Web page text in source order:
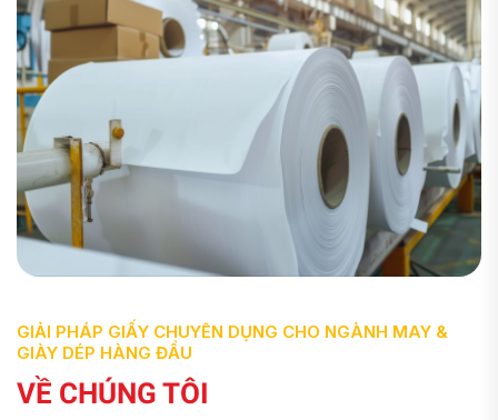
GIẢI PHÁP GIẤY CHUYÊN DỤNG CHO NGÀNH MAY &
GIÀY DÉP HÀNG ĐẦU
VỀ CHÚNG TÔI